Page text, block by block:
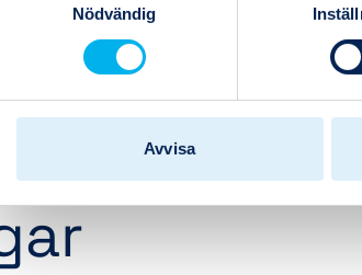
Nödvändig
Avvisa